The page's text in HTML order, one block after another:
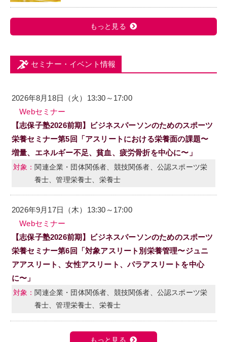
もっと見る
セミナー・イベント情報
2026年8月18日（火）13:30～17:00
Webセミナー
【志保子塾2026前期】ビジネスパーソンのためのスポーツ
栄養セミナー第5回「アスリートにおける栄養面の課題〜
増量、エネルギー不足、貧血、疲労骨折を中心に〜」
関連企業・団体関係者、競技関係者、公認スポーツ栄
養士、管理栄養士、栄養士
2026年9月17日（木）13:30～17:00
Webセミナー
【志保子塾2026前期】ビジネスパーソンのためのスポーツ
栄養セミナー第6回「対象アスリート別栄養管理〜ジュニ
アアスリート、女性アスリート、パラアスリートを中心
に〜」
関連企業・団体関係者、競技関係者、公認スポーツ栄
養士、管理栄養士、栄養士
もっと見る